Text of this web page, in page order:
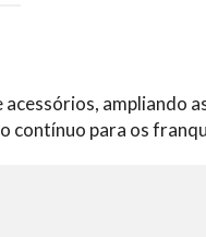
ampliando
contínuo para os